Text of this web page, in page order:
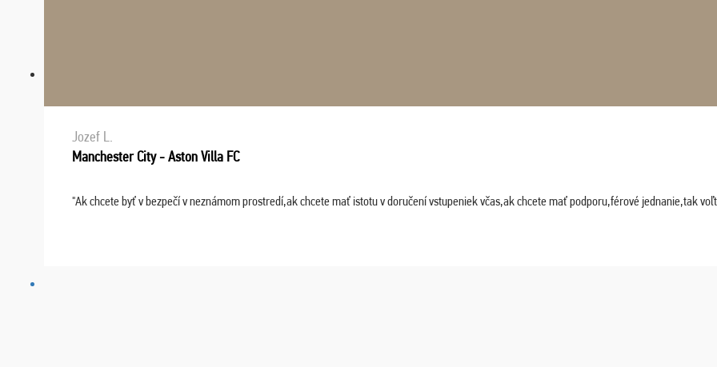
Jozef L.
Manchester City - Aston Villa FC
"Ak chcete byť v bezpečí v neznámom prostredí,ak chcete mať istotu v doručení vstupeniek včas,ak chcete mať podporu,férové jednanie,tak